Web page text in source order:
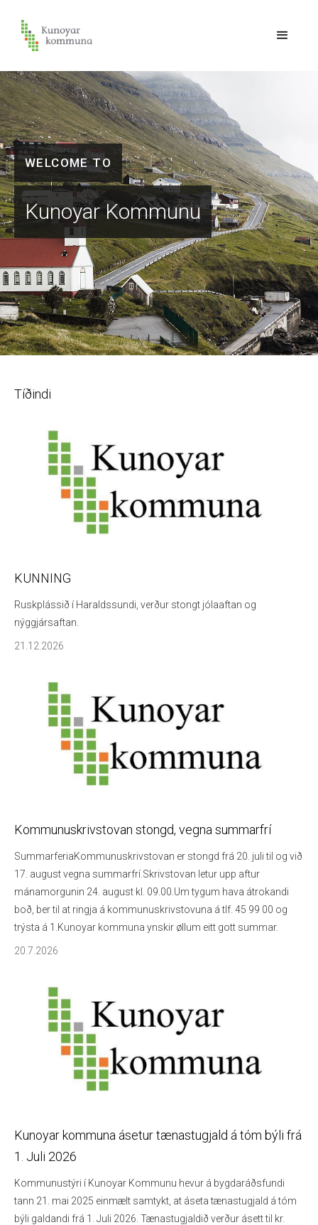
VÆLKOMIN TIL
Kunoyar Kommunu
Tíðindi
KUNNING
Ruskplássið í Haraldssundi, verður stongt jólaaftan og
nýggjársaftan.
21.12.2026
Kommunuskrivstovan stongd, vegna summarfrí
SummarferiaKommunuskrivstovan er stongd frá 20. juli til og við
17. august vegna summarfrí.Skrivstovan letur upp aftur
mánamorgunin 24. august kl. 09.00.Um tygum hava átrokandi
boð, ber til at ringja á kommunuskrivstovuna á tlf. 45 99 00 og
trýsta á 1.Kunoyar kommuna ynskir øllum eitt gott summar.
20.7.2026
Kunoyar kommuna ásetur tænastugjald á tóm býli frá
1. Juli 2026
Kommunustýri í Kunoyar Kommunu hevur á bygdaráðsfundi
tann 21. mai 2025 einmælt samtykt, at áseta tænastugjald á tóm
býli galdandi frá 1. Juli 2026. Tænastugjaldið verður ásett til kr.